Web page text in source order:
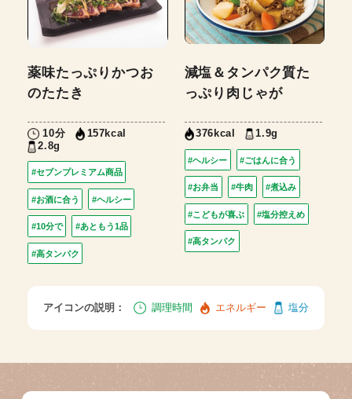
薬味たっぷりかつお
のたたき
10分
157kcal
2.8g
#セブンプレミアム商品
#お酒に合う #ヘルシー
#10分で #あともう1品
#高タンパク
減塩＆タンパク質た
っぷり肉じゃが
376kcal 1.9g
#ヘルシー #ごはんに合う
#お弁当 #牛肉 #煮込み
#こどもが喜ぶ #塩分控えめ
#高タンパク
アイコンの説明： 調理時間 エネルギー 塩分